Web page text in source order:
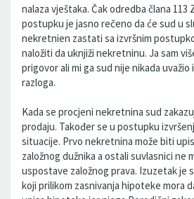
nalaza vještaka. Čak odredba člana 113
postupku je jasno rečeno da će sud u
nekretnien zastati sa izvršnim
naložiti da uknjiži nekretninu. Ja sam
prigovor ali mi ga sud nije nikada
razloga.
Kada se procjeni nekretnina sud
prodaju. Također se u postupku
situacije. Prvo nekretnina može biti
založnog dužnika a ostali suvlasnici ne
uspostave založnog prava. Izuzetak je
koji prilikom zasnivanja hipoteke mora